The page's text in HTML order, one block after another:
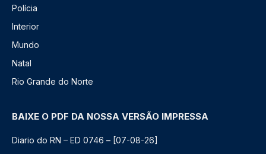
Polícia
Interior
Mundo
Natal
Rio Grande do Norte
BAIXE O PDF DA NOSSA VERSÃO IMPRESSA
Diario do RN – ED 0746 – [07-08-26]